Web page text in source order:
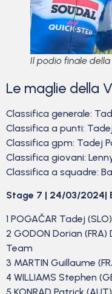
Il podio finale
Le maglie della
Classifica generale:
Classifica a punti:
Classifica gpm: Tadej
Classifica giovani:
Classifica a squadre:
Stage 7 | 24/03/2024|
1 POGAČAR Tadej
2 GODON Dorian
Team
3 MARTIN Guillaume
4 WILLIAMS Stephen